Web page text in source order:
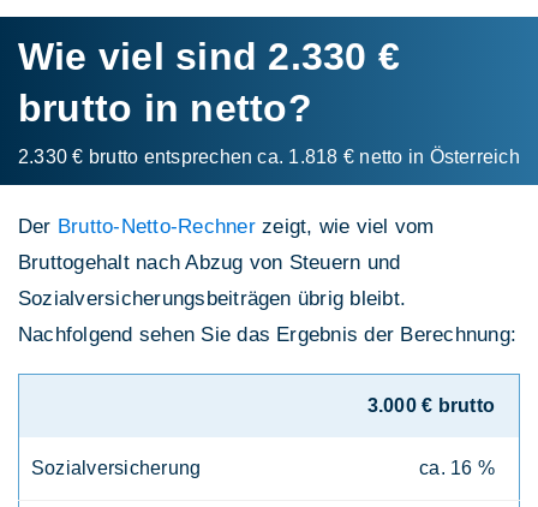
Wie viel sind 2.330 €
brutto in netto?
2.330 € brutto entsprechen ca. 1.818 € netto in Österreich
Der Brutto-Netto-Rechnerzeigt, wie viel vom
Bruttogehalt nach Abzug von Steuern und
Sozialversicherungsbeiträgen übrig bleibt.
Nachfolgend sehen Sie das Ergebnis der Berechnung:
3.000 € brutto
Sozialversicherung ca. 16 %